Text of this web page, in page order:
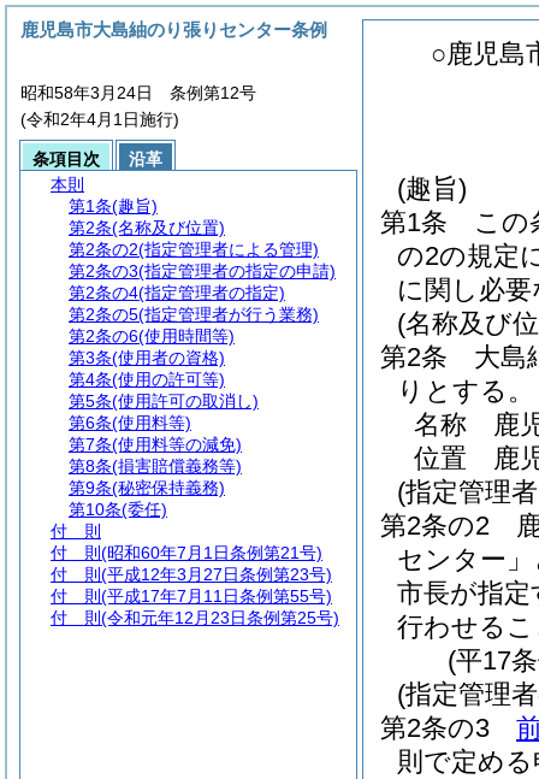
○鹿児島
(趣旨)
第1条
この
の2の規定
に関し必
(名称及び
第2条
大島
りとする。
名称 鹿
位置 鹿
(指定管理
第2条の2
センター
市長が指
行わせる
(平17
(指定管理
第2条の3
則で定め
鹿児島市大島紬のり張りセンター条例
昭和58年3月24日 条例第12号
(令和2年4月1日施行)
条項目次
沿革
本則
第1条(趣旨)
第2条(名称及び位置)
第2条の2(指定管理者による管理)
第2条の3(指定管理者の指定の申請)
第2条の4(指定管理者の指定)
第2条の5(指定管理者が行う業務)
第2条の6(使用時間等)
第3条(使用者の資格)
第4条(使用の許可等)
第5条(使用許可の取消し)
第6条(使用料等)
第7条(使用料等の減免)
第8条(損害賠償義務等)
第9条(秘密保持義務)
第10条(委任)
付 則
付 則 (昭和60年7月1日条例第21号)
付 則 (平成12年3月27日条例第23号)
付 則 (平成17年7月11日条例第55号)
付 則 (令和元年12月23日条例第25号)